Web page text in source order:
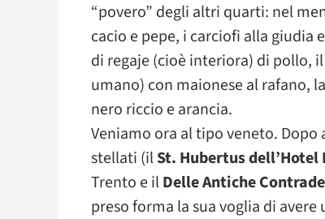
“povero” degli altri quarti: nel
cacio e pepe, i carciofi alla
di regaje (cioè interiora) di pollo,
umano) con maionese al rafano,
nero riccio e arancia.
Veniamo ora al tipo veneto.
stellati (ilSt. Hubertus dell’Hotel
Trento e ilDelle Antiche Contrade
preso forma la sua voglia di